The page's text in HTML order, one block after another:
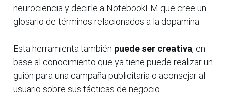
neurociencia y decirle a NotebookLM que cree un
glosario de términos relacionados a la dopamina.
Esta herramienta también puede ser creativa, en
base al conocimiento que ya tiene puede realizar un
guión para una campaña publicitaria o aconsejar al
usuario sobre sus tácticas de negocio.